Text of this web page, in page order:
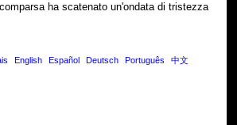
ha scatenato un'ondata di tristezza
English Español Deutsch Português 中文